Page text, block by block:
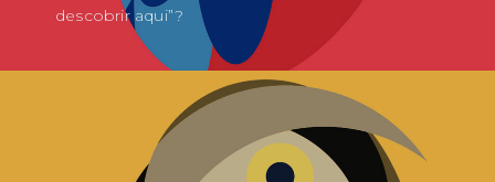
descobrir aqui”?